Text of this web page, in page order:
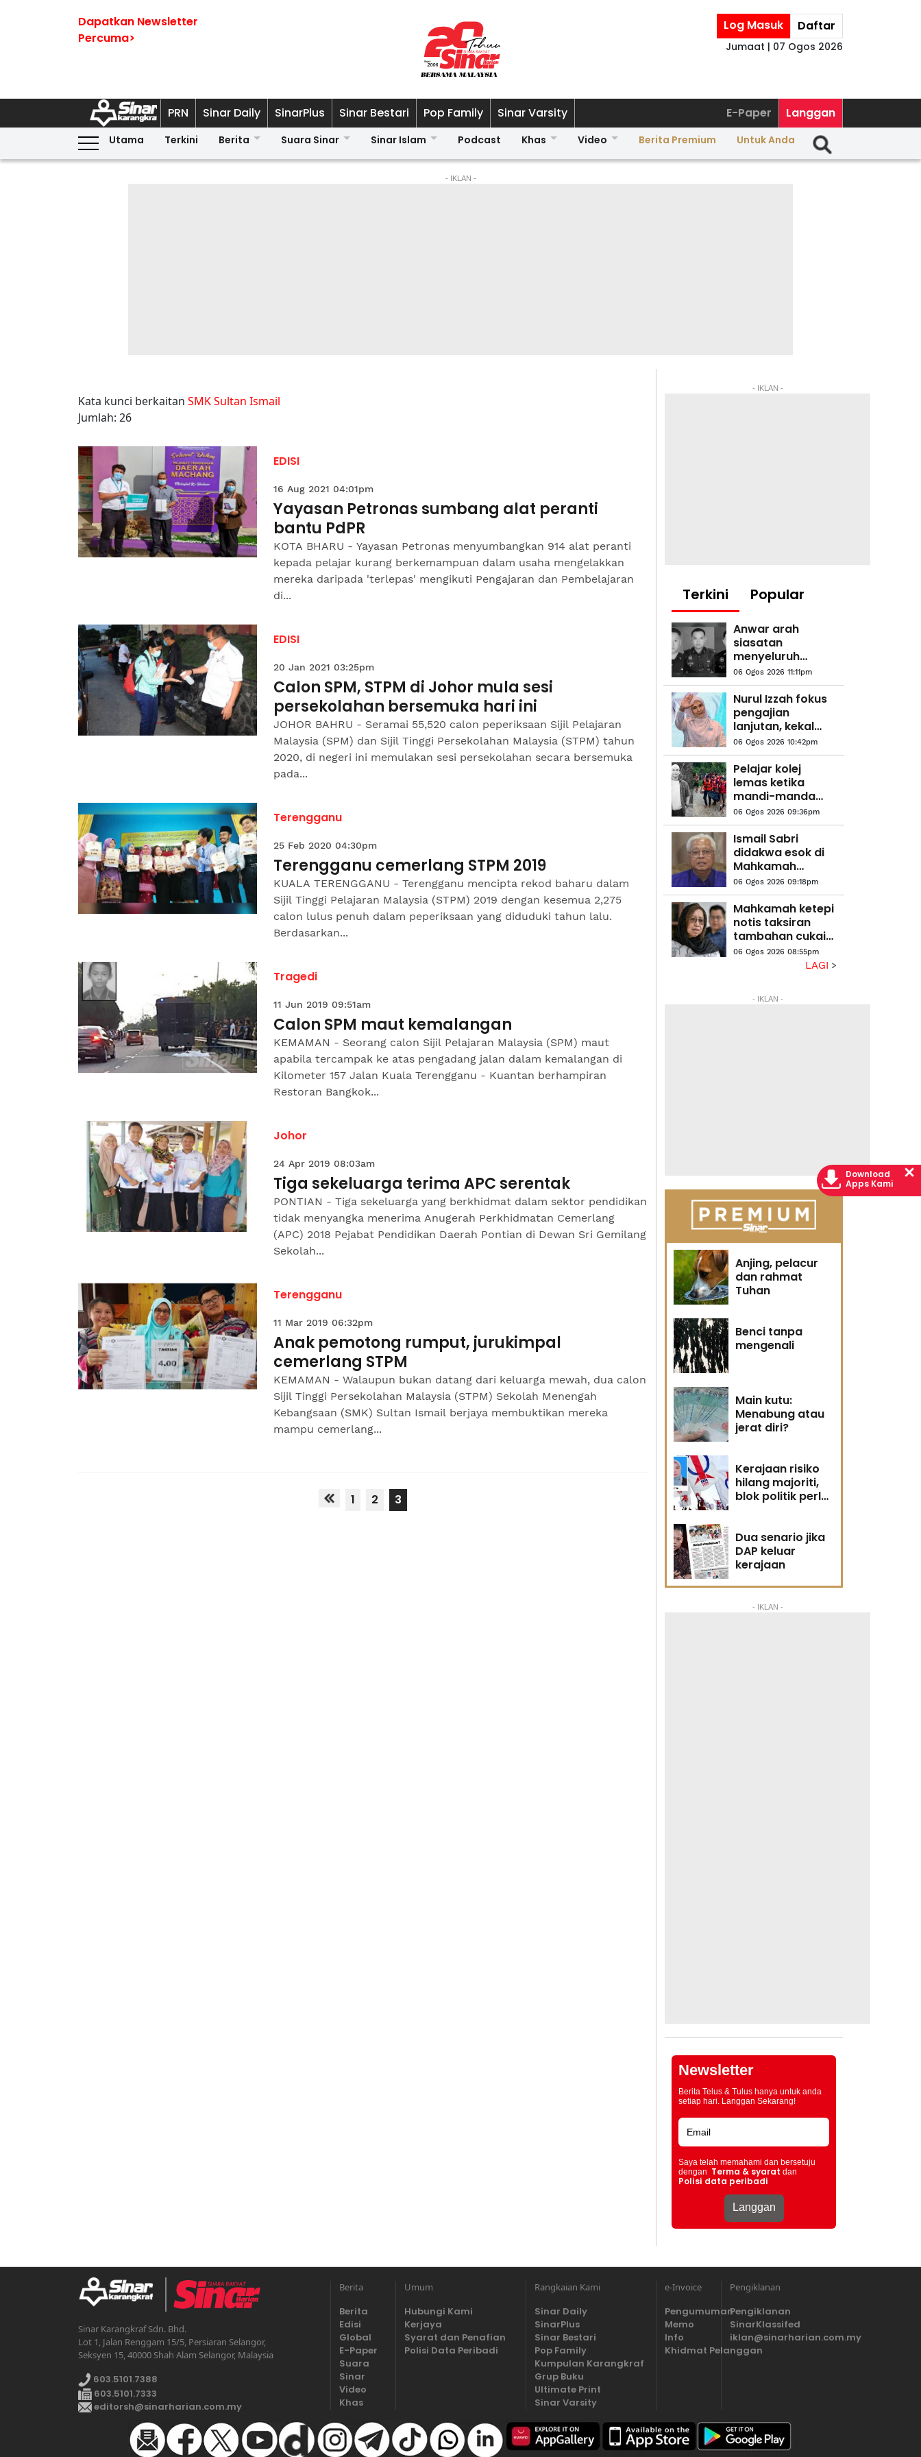
Dapatkan Newsletter
Percuma>
Log Masuk Daftar
Jumaat | 07 Ogos 2026
PRN Sinar Daily SinarPlus Sinar Bestari Pop Family Sinar Varsity E-Paper Langgan
Utama Terkini Berita Suara Sinar Sinar Islam Podcast Khas Video Berita Premium Untuk Anda
- IKLAN -
Kata kunci berkaitan SMK Sultan Ismail
Jumlah: 26
EDISI
16 Aug 2021 04:01pm
Yayasan Petronas sumbang alat peranti
bantu PdPR
KOTA BHARU - Yayasan Petronas menyumbangkan 914 alat peranti
kepada pelajar kurang berkemampuan dalam usaha mengelakkan
mereka daripada 'terlepas' mengikuti Pengajaran dan Pembelajaran
di...
EDISI
20 Jan 2021 03:25pm
Calon SPM, STPM di Johor mula sesi
persekolahan bersemuka hari ini
JOHOR BAHRU - Seramai 55,520 calon peperiksaan Sijil Pelajaran
Malaysia (SPM) dan Sijil Tinggi Persekolahan Malaysia (STPM) tahun
2020, di negeri ini memulakan sesi persekolahan secara bersemuka
pada...
Terengganu
25 Feb 2020 04:30pm
Terengganu cemerlang STPM 2019
KUALA TERENGGANU - Terengganu mencipta rekod baharu dalam
Sijil Tinggi Pelajaran Malaysia (STPM) 2019 dengan kesemua 2,275
calon lulus penuh dalam peperiksaan yang diduduki tahun lalu.
Berdasarkan...
Tragedi
11 Jun 2019 09:51am
Calon SPM maut kemalangan
KEMAMAN - Seorang calon Sijil Pelajaran Malaysia (SPM) maut
apabila tercampak ke atas pengadang jalan dalam kemalangan di
Kilometer 157 Jalan Kuala Terengganu - Kuantan berhampiran
Restoran Bangkok...
Johor
24 Apr 2019 08:03am
Tiga sekeluarga terima APC serentak
PONTIAN - Tiga sekeluarga yang berkhidmat dalam sektor pendidikan
tidak menyangka menerima Anugerah Perkhidmatan Cemerlang
(APC) 2018 Pejabat Pendidikan Daerah Pontian di Dewan Sri Gemilang
Sekolah...
Terengganu
11 Mar 2019 06:32pm
Anak pemotong rumput, jurukimpal
cemerlang STPM
KEMAMAN - Walaupun bukan datang dari keluarga mewah, dua calon
Sijil Tinggi Persekolahan Malaysia (STPM) Sekolah Menengah
Kebangsaan (SMK) Sultan Ismail berjaya membuktikan mereka
mampu cemerlang...
1 2 3
- IKLAN -
Terkini Popular
Anwar arah
siasatan
menyeluruh
kejadian anggota
polis maut di
Beaufort
06 Ogos 2026 11:11pm
Nurul Izzah fokus
pengajian
lanjutan, kekal
sebagai anggota
PKR
06 Ogos 2026 10:42pm
Pelajar kolej
lemas ketika
mandi-manda
bersama
sembilan rakan
06 Ogos 2026 09:36pm
Ismail Sabri
didakwa esok di
Mahkamah
Sesyen Kuala
Lumpur
06 Ogos 2026 09:18pm
Mahkamah ketepi
notis taksiran
tambahan cukai
RM313.8 juta
terhadap Na'imah
06 Ogos 2026 08:55pm
LAGI
- IKLAN -
Anjing, pelacur
dan rahmat
Tuhan
Benci tanpa
mengenali
Main kutu:
Menabung atau
jerat diri?
Kerajaan risiko
hilang majoriti,
blok politik perlu
Dua senario jika
DAP keluar
kerajaan
- IKLAN -
Newsletter
Berita Telus & Tulus hanya untuk anda
setiap hari. Langgan Sekarang!
Saya telah memahami dan bersetuju
dengan Terma & syarat dan
Polisi data peribadi
Sinar Karangkraf Sdn. Bhd.
Lot 1, Jalan Renggam 15/5, Persiaran Selangor,
Seksyen 15, 40000 Shah Alam Selangor, Malaysia
603.5101.7388
603.5101.7333
editorsh@sinarharian.com.my
Berita
Berita
Edisi
Global
E-Paper
Suara
Sinar
Video
Khas
Umum
Hubungi Kami
Kerjaya
Syarat dan Penafian
Polisi Data Peribadi
Rangkaian Kami
Sinar Daily
SinarPlus
Sinar Bestari
Pop Family
Kumpulan Karangkraf
Grup Buku
Ultimate Print
Sinar Varsity
e-Invoice
Pengumuman
Memo
Info
Khidmat Pelanggan
Pengiklanan
Pengiklanan
SinarKlassifed
iklan@sinarharian.com.my
Download
Apps Kami